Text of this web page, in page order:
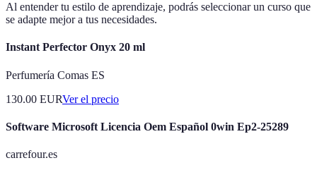
Al entender tu estilo de aprendizaje, podrás seleccionar un curso que
se adapte mejor a tus necesidades.
Instant Perfector Onyx 20 ml
Perfumería Comas ES
130.00 EURVer el precio
Software Microsoft Licencia Oem Español 0win Ep2-25289
carrefour.es